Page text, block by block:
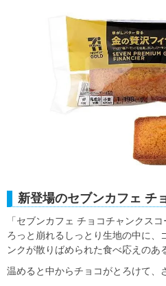
新登場のセブンカフェ チ
「セブンカフェ チョコチャンクス
ろっと崩れるしっとり生地の中に、
ンクが散りばめられた食べ応えのあ
温めると中からチョコがとろけて、